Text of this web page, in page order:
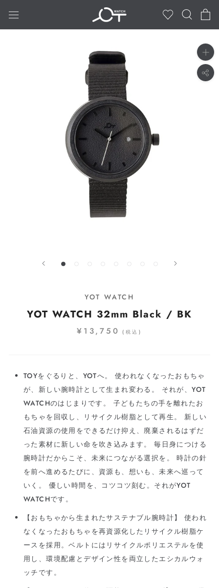
ッ
YOT WATCH
YOT WATCH 32mm Black / BK
¥13,750 (税込)
TOYをぐるりと、YOTへ。 使われなくなったおもちゃ
が、新しい腕時計として生まれ変わる。 それが、YOT
WATCHのはじまりです。 子どもたちの手を離れたお
もちゃを回収し、リサイクル樹脂として再生。 新しい
石油資源の使用をできるだけ抑え、廃棄されるはずだ
った素材に新しい命を吹き込みます。 毎日身につける
腕時計だからこそ、未来につながる選択を。 時計の針
を前へ進めるたびに、資源も、想いも、未来へ巡って
いく。 優しい時間を、コツコツ刻む。それがYOT
WATCHです。
【おもちゃから生まれたサステナブル腕時計】 使われ
なくなったおもちゃを再資源化したリサイクル樹脂ケ
ースを採用。ベルトにはリサイクルポリエステルを使
用し、環境配慮とデザイン性を両立したエシカルウォ
ッチです。